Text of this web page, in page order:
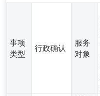
事项
类型
行政确认
服务
对象